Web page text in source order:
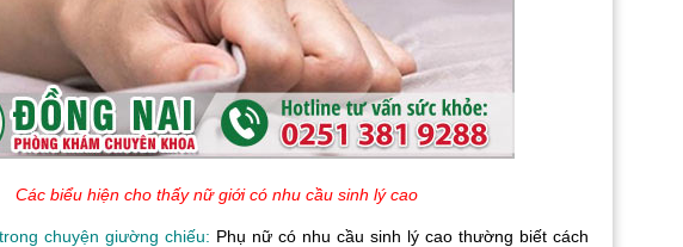
Các biểu hiện cho thấy nữ giới có nhu cầu sinh lý cao
chuyện giường chiếu: Phụ nữ có nhu cầu sinh lý cao thường biết cách